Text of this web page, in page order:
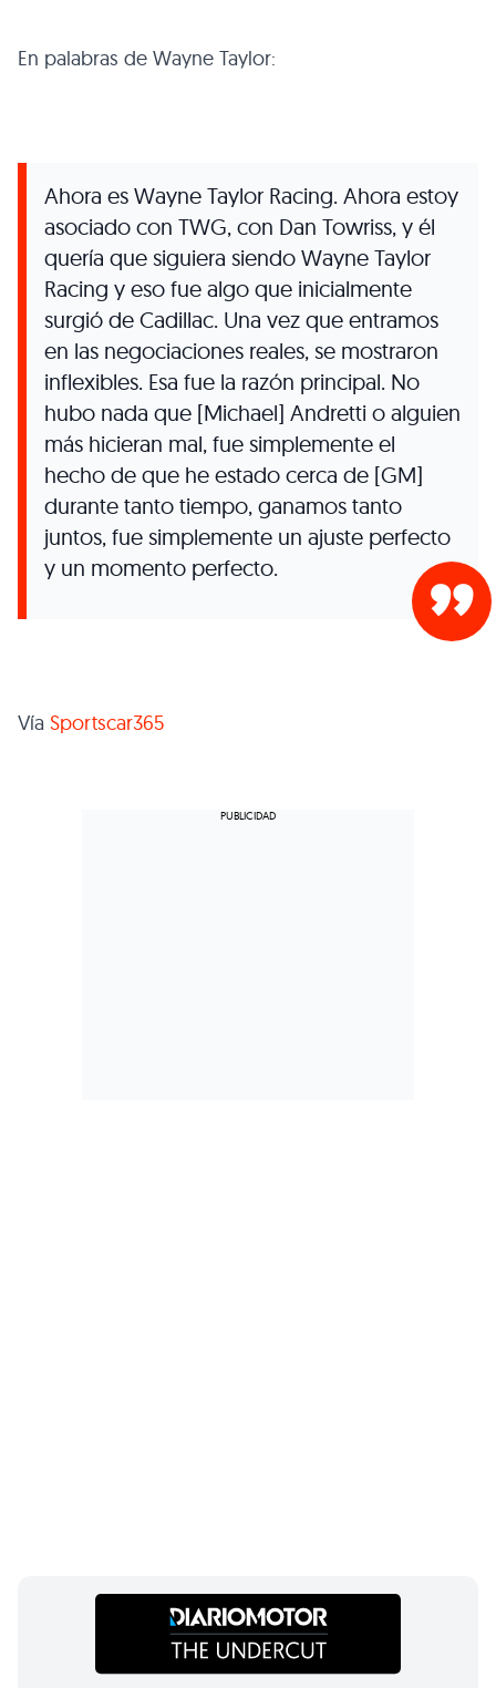
En palabras de Wayne Taylor:
Ahora es Wayne Taylor Racing. Ahora estoy
asociado con TWG, con Dan Towriss, y él
quería que siguiera siendo Wayne Taylor
Racing y eso fue algo que inicialmente
surgió de Cadillac. Una vez que entramos
en las negociaciones reales, se mostraron
inflexibles. Esa fue la razón principal. No
hubo nada que [Michael] Andretti o alguien
más hicieran mal, fue simplemente el
hecho de que he estado cerca de [GM]
durante tanto tiempo, ganamos tanto
juntos, fue simplemente un ajuste perfecto
y un momento perfecto.
Vía Sportscar365